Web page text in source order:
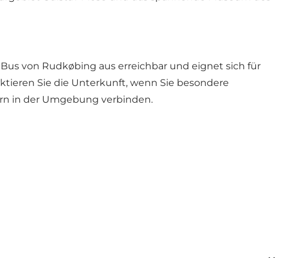
von Rudkøbing aus erreichbar und eignet sich für
Sie die Unterkunft, wenn Sie besondere
in der Umgebung verbinden.